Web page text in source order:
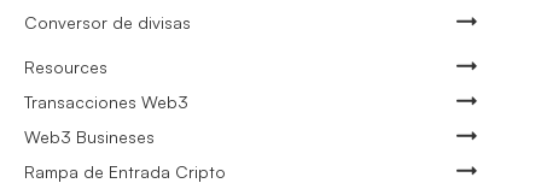
Conversor de divisas
Resources
Transacciones Web3
Web3 Busineses
Rampa de Entrada Cripto